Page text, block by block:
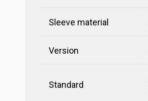
Sleeve material
Version
Standard